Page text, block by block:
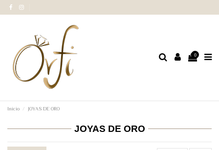
0
Inicio JOYAS DE ORO
JOYAS DE ORO